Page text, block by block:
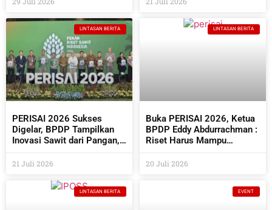
LINTASAN BERITA
PERISAI 2026 Sukses
Digelar, BPDP Tampilkan
Inovasi Sawit dari Pangan,
Teknologi AI
21 Juli 2026
LINTASAN BERITA
Buka PERISAI 2026, Ketua
BPDP Eddy Abdurrachman :
Riset Harus Mampu
Industri Sekaligus
20 Juli 2026
LINTASAN BERITA EVENT